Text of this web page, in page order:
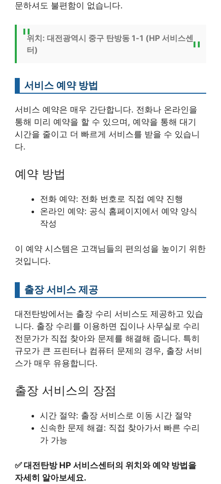
문하셔도 불편함이 없습니다.
위치: 대전광역시 중구 탄방동 1-1 (HP 서비스센
터)
서비스 예약 방법
서비스 예약은 매우 간단합니다. 전화나 온라인을
통해 미리 예약을 할 수 있으며, 예약을 통해 대기
시간을 줄이고 더 빠르게 서비스를 받을 수 있습니
다.
예약 방법
전화 예약: 전화 번호로 직접 예약 진행
온라인 예약: 공식 홈페이지에서 예약 양식
작성
이 예약 시스템은 고객님들의 편의성을 높이기 위한
것입니다.
출장 서비스 제공
대전탄방에서는 출장 수리 서비스도 제공하고 있습
니다. 출장 수리를 이용하면 집이나 사무실로 수리
전문가가 직접 찾아와 문제를 해결해 줍니다. 특히
규모가 큰 프린터나 컴퓨터 문제의 경우, 출장 서비
스가 매우 유용합니다.
출장 서비스의 장점
시간 절약: 출장 서비스로 이동 시간 절약
신속한 문제 해결: 직접 찾아가서 빠른 수리
가 가능
✅대전탄방 HP 서비스센터의 위치와 예약 방법을
자세히 알아보세요.